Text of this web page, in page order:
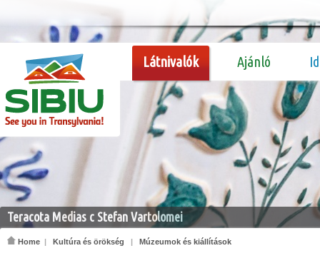
Látnivalók Ajánló
Teracota Medias c Stefan Vartolomei
Home | Kultúra és örökség | Múzeumok és kiállítások